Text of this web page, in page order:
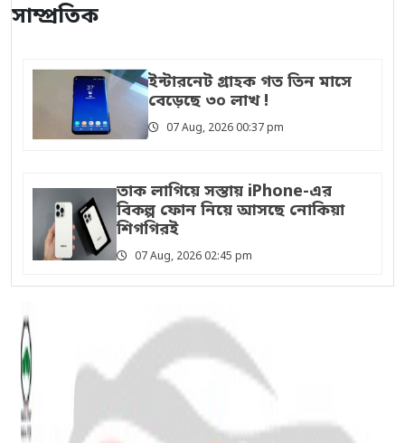
সাম্প্রতিক
ইন্টারনেট গ্রাহক গত তিন মাসে
বেড়েছে ৩০ লাখ !
07 Aug, 2026 00:37 pm
তাক লাগিয়ে সস্তায় iPhone-এর
বিকল্প ফোন নিয়ে আসছে নোকিয়া
শিগগিরই
07 Aug, 2026 02:45 pm